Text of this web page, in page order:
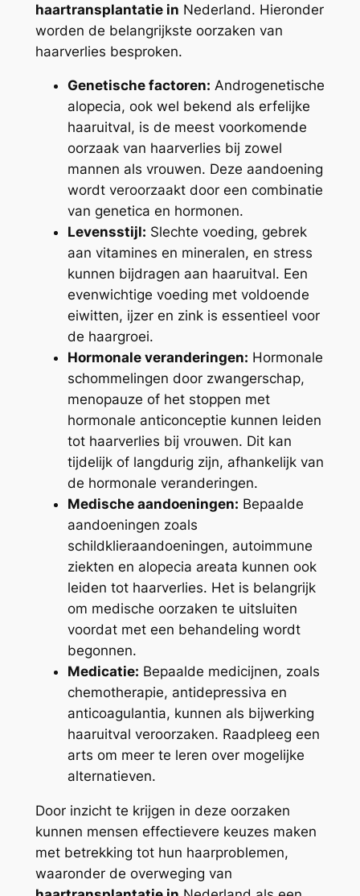
haartransplantatie in Nederland. Hieronder
worden de belangrijkste oorzaken van
haarverlies besproken.
Genetische factoren: Androgenetische
alopecia, ook wel bekend als erfelijke
haaruitval, is de meest voorkomende
oorzaak van haarverlies bij zowel
mannen als vrouwen. Deze aandoening
wordt veroorzaakt door een combinatie
van genetica en hormonen.
Levensstijl: Slechte voeding, gebrek
aan vitamines en mineralen, en stress
kunnen bijdragen aan haaruitval. Een
evenwichtige voeding met voldoende
eiwitten, ijzer en zink is essentieel voor
de haargroei.
Hormonale veranderingen: Hormonale
schommelingen door zwangerschap,
menopauze of het stoppen met
hormonale anticonceptie kunnen leiden
tot haarverlies bij vrouwen. Dit kan
tijdelijk of langdurig zijn, afhankelijk van
de hormonale veranderingen.
Medische aandoeningen: Bepaalde
aandoeningen zoals
schildklieraandoeningen, autoimmune
ziekten en alopecia areata kunnen ook
leiden tot haarverlies. Het is belangrijk
om medische oorzaken te uitsluiten
voordat met een behandeling wordt
begonnen.
Medicatie: Bepaalde medicijnen, zoals
chemotherapie, antidepressiva en
anticoagulantia, kunnen als bijwerking
haaruitval veroorzaken. Raadpleeg een
arts om meer te leren over mogelijke
alternatieven.
Door inzicht te krijgen in deze oorzaken
kunnen mensen effectievere keuzes maken
met betrekking tot hun haarproblemen,
waaronder de overweging van